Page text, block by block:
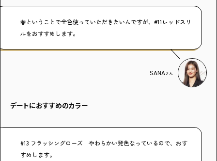
春ということで全色使っていただきたいんですが、#11レッドスリ
ルをおすすめします。
SANAさん
デートにおすすめのカラー
#13 フラッシングローズ やわらかい発色なっているので、おす
すめします。